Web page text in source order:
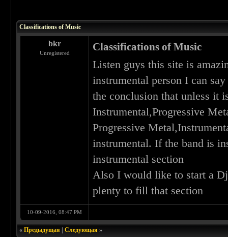
Classifications of Music
bkr
Unregistered
Classifications of Music
Listen guys this site is
instrumental person I can
the conclusion that unless it
Instrumental,Progressive
Progressive
instrumental. If the band is
instrumental section
Also I would like to start a
plenty to fill that section
10-09-2016, 08:47 PM
«Предыдущая |Следующая »